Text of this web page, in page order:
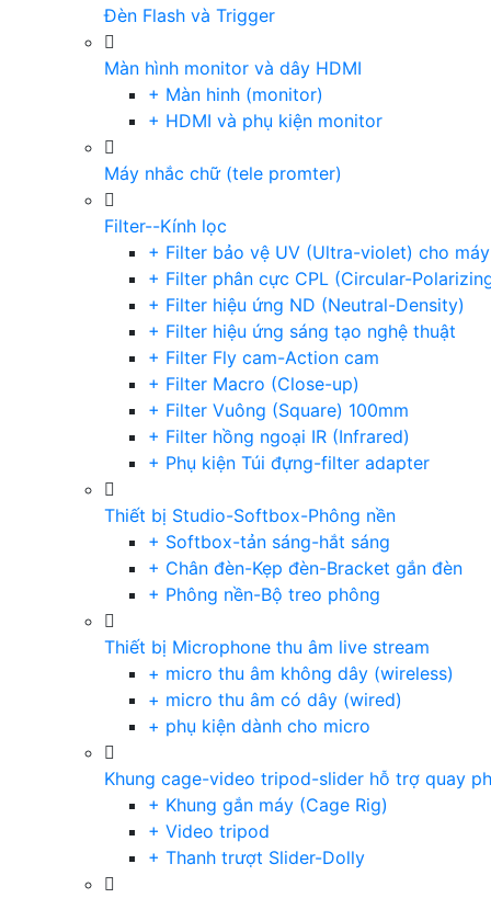
Đèn Flash và Trigger
Màn hình monitor và dây HDMI
+ Màn hinh (monitor)
+ HDMI và phụ kiện monitor
Máy nhắc chữ (tele promter)
Filter--Kính lọc
+ Filter bảo vệ UV (Ultra-violet) cho
+ Filter phân cực CPL (Circular-
+ Filter hiệu ứng ND (Neutral-Density)
+ Filter hiệu ứng sáng tạo nghệ thuật
+ Filter Fly cam-Action cam
+ Filter Macro (Close-up)
+ Filter Vuông (Square) 100mm
+ Filter hồng ngoại IR (Infrared)
+ Phụ kiện Túi đựng-filter adapter
Thiết bị Studio-Softbox-Phông nền
+ Softbox-tản sáng-hắt sáng
+ Chân đèn-Kẹp đèn-Bracket gắn đèn
+ Phông nền-Bộ treo phông
Thiết bị Microphone thu âm live stream
+ micro thu âm không dây (wireless)
+ micro thu âm có dây (wired)
+ phụ kiện dành cho micro
Khung cage-video tripod-slider hỗ trợ quay
+ Khung gắn máy (Cage Rig)
+ Video tripod
+ Thanh trượt Slider-Dolly